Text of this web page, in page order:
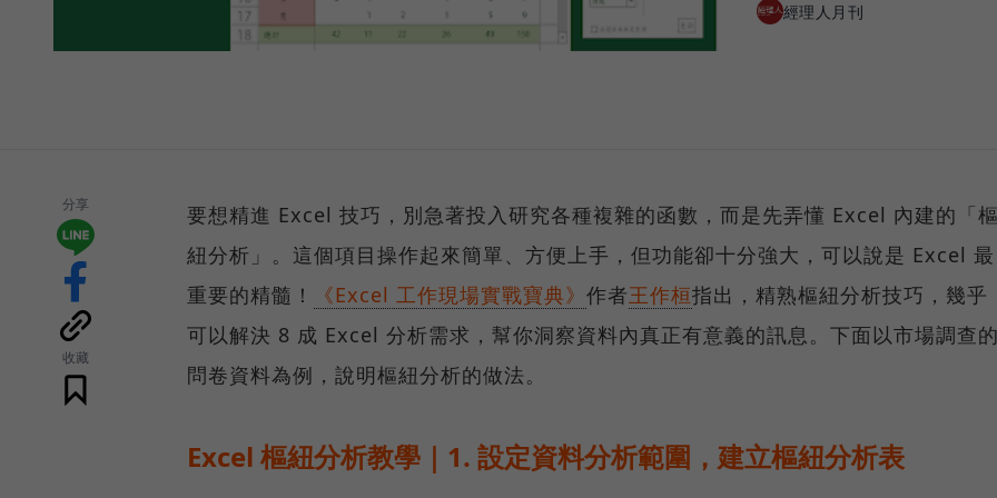
經理人月刊
分享
收藏
要想精進 Excel 技巧，別急著投入研究各種複雜的函數，而是先弄懂 Excel 內建的「
紐分析」。這個項目操作起來簡單、方便上手，但功能卻十分強大，可以說是 Excel 最
重要的精髓！
《Excel 工作現場實戰寶典》 作者王作桓指出，精熟樞紐分析技巧，幾乎
可以解決 8 成 Excel 分析需求，幫你洞察資料內真正有意義的訊息。下面以市場調查
問卷資料為例，說明樞紐分析的做法。
Excel 樞紐分析教學｜1. 設定資料分析範圍，建立樞紐分析表